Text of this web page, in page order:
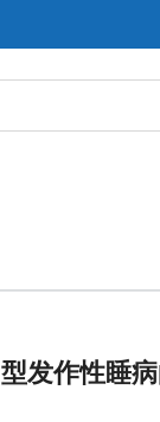
型发作性睡